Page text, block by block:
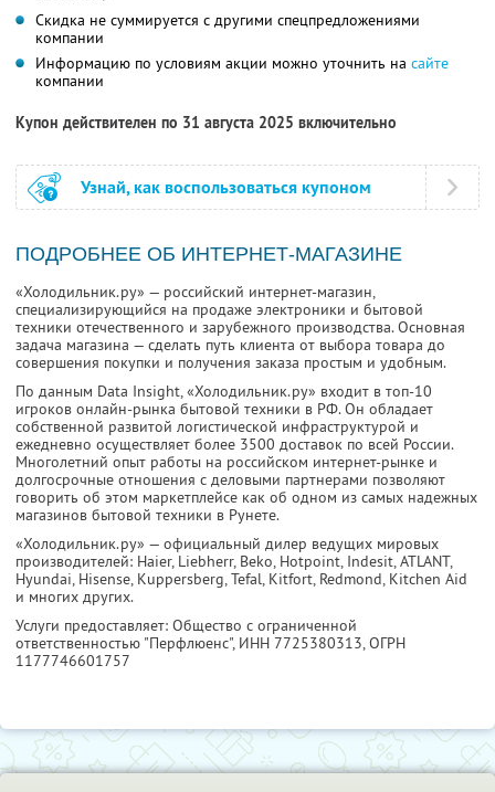
Скидка не суммируется с другими спецпредложениями
компании
Информацию по условиям акции можно уточнить на сайте
компании
Купон действителен по 31 августа 2025 включительно
Узнай, как воспользоваться купоном
ПОДРОБНЕЕ ОБ ИНТЕРНЕТ-МАГАЗИНЕ
«Холодильник.ру» — российский интернет-магазин,
специализирующийся на продаже электроники и бытовой
техники отечественного и зарубежного производства. Основная
задача магазина — сделать путь клиента от выбора товара до
совершения покупки и получения заказа простым и удобным.
По данным Data Insight, «Холодильник.ру» входит в топ-10
игроков онлайн-рынка бытовой техники в РФ. Он обладает
собственной развитой логистической инфраструктурой и
ежедневно осуществляет более 3500 доставок по всей России.
Многолетний опыт работы на российском интернет-рынке и
долгосрочные отношения с деловыми партнерами позволяют
говорить об этом маркетплейсе как об одном из самых надежных
магазинов бытовой техники в Рунете.
«Холодильник.ру» — официальный дилер ведущих мировых
производителей: Haier, Liebherr, Beko, Hotpoint, Indesit, ATLANT,
Hyundai, Hisense, Kuppersberg, Tefal, Kitfort, Redmond, Kitchen Aid
и многих других.
Услуги предоставляет: Общество с ограниченной
ответственностью "Перфлюенс", ИНН 7725380313, ОГРН
1177746601757